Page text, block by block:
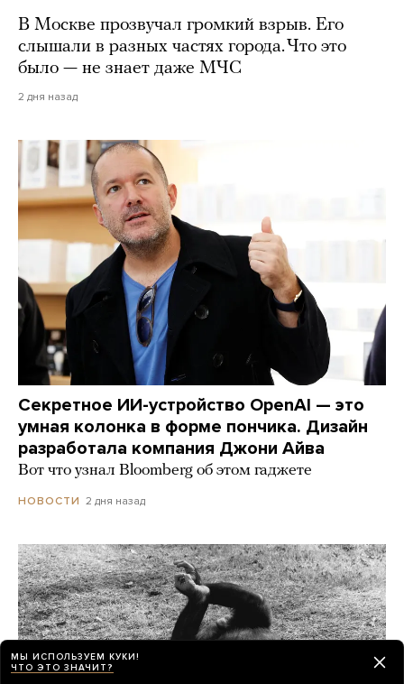
В Москве прозвучал громкий взрыв. Его
слышали в разных частях города. Что это
было — не знает даже МЧС
2 дня назад
Секретное ИИ-устройство OpenAI — это
умная колонка в форме пончика. Дизайн
разработала компания Джони Айва
Вот что узнал Bloomberg об этом гаджете
НОВОСТИ 2 дня назад
МЫ ИСПОЛЬЗУЕМ КУКИ!
ЧТО ЭТО ЗНАЧИТ?